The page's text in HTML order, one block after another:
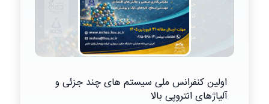
اولین کنفرانس ملی سیستم های چند جزئی و
آلیاژهای انتروپی بالا